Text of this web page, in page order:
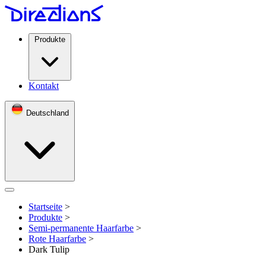
Produkte
Kontakt
Deutschland
Open menu
Startseite >
Produkte >
Semi-permanente Haarfarbe >
Rote Haarfarbe >
Dark Tulip